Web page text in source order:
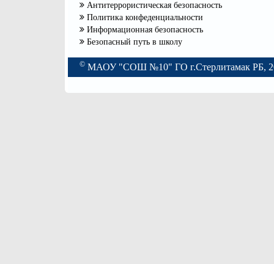
Антитеррористическая безопасность
Политика конфеденциальности
Информационная безопасность
Безопасный путь в школу
© МАОУ "СОШ №10" ГО г.Стерлитамак РБ,